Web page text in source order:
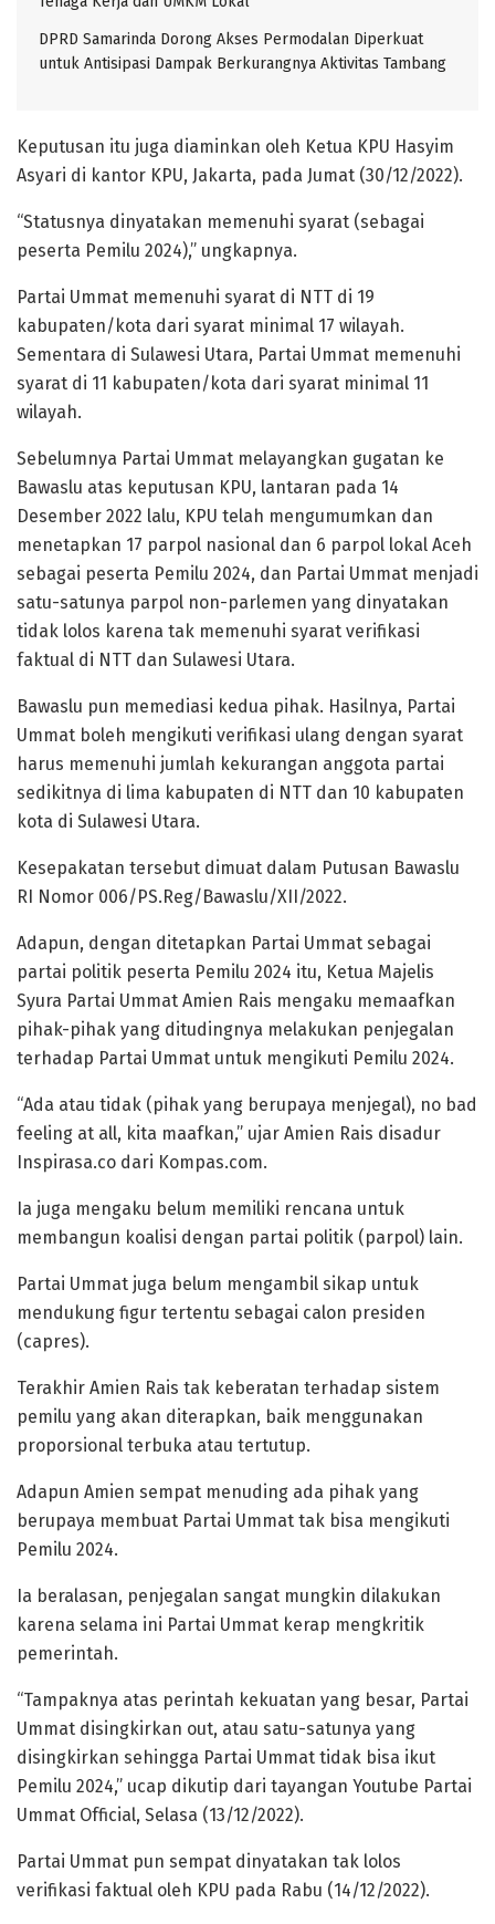
DPRD Samarinda Dorong Akses Permodalan Diperkuat
untuk Antisipasi Dampak Berkurangnya Aktivitas Tambang
Keputusan itu juga diaminkan oleh Ketua KPU Hasyim
Asyari di kantor KPU, Jakarta, pada Jumat (30/12/2022).
“Statusnya dinyatakan memenuhi syarat (sebagai
peserta Pemilu 2024),” ungkapnya.
Partai Ummat memenuhi syarat di NTT di 19
kabupaten/kota dari syarat minimal 17 wilayah.
Sementara di Sulawesi Utara, Partai Ummat memenuhi
syarat di 11 kabupaten/kota dari syarat minimal 11
wilayah.
Sebelumnya Partai Ummat melayangkan gugatan ke
Bawaslu atas keputusan KPU, lantaran pada 14
Desember 2022 lalu, KPU telah mengumumkan dan
menetapkan 17 parpol nasional dan 6 parpol lokal Aceh
sebagai peserta Pemilu 2024, dan Partai Ummat menjadi
satu-satunya parpol non-parlemen yang dinyatakan
tidak lolos karena tak memenuhi syarat verifikasi
faktual di NTT dan Sulawesi Utara.
Bawaslu pun memediasi kedua pihak. Hasilnya, Partai
Ummat boleh mengikuti verifikasi ulang dengan syarat
harus memenuhi jumlah kekurangan anggota partai
sedikitnya di lima kabupaten di NTT dan 10 kabupaten
kota di Sulawesi Utara.
Kesepakatan tersebut dimuat dalam Putusan Bawaslu
RI Nomor 006/PS.Reg/Bawaslu/XII/2022.
Adapun, dengan ditetapkan Partai Ummat sebagai
partai politik peserta Pemilu 2024 itu, Ketua Majelis
Syura Partai Ummat Amien Rais mengaku memaafkan
pihak-pihak yang ditudingnya melakukan penjegalan
terhadap Partai Ummat untuk mengikuti Pemilu 2024.
“Ada atau tidak (pihak yang berupaya menjegal), no bad
feeling at all, kita maafkan,” ujar Amien Rais disadur
Inspirasa.co dari Kompas.com.
Ia juga mengaku belum memiliki rencana untuk
membangun koalisi dengan partai politik (parpol) lain.
Partai Ummat juga belum mengambil sikap untuk
mendukung figur tertentu sebagai calon presiden
(capres).
Terakhir Amien Rais tak keberatan terhadap sistem
pemilu yang akan diterapkan, baik menggunakan
proporsional terbuka atau tertutup.
Adapun Amien sempat menuding ada pihak yang
berupaya membuat Partai Ummat tak bisa mengikuti
Pemilu 2024.
Ia beralasan, penjegalan sangat mungkin dilakukan
karena selama ini Partai Ummat kerap mengkritik
pemerintah.
“Tampaknya atas perintah kekuatan yang besar, Partai
Ummat disingkirkan out, atau satu-satunya yang
disingkirkan sehingga Partai Ummat tidak bisa ikut
Pemilu 2024,” ucap dikutip dari tayangan Youtube Partai
Ummat Official, Selasa (13/12/2022).
Partai Ummat pun sempat dinyatakan tak lolos
verifikasi faktual oleh KPU pada Rabu (14/12/2022).